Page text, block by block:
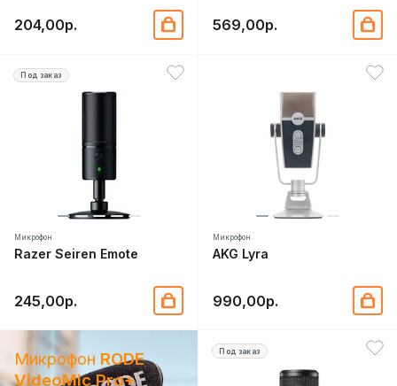
204,00р. 569,00р.
Под заказ
Микрофон
Razer Seiren Emote
245,00р.
Микрофон
AKG Lyra
990,00р.
Микрофон RODE
VideoMic Pro+
Под заказ